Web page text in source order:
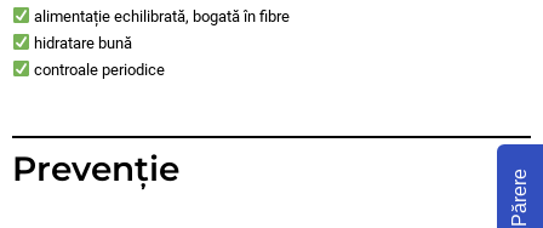
alimentație echilibrată, bogată în fibre
hidratare bună
controale periodice
Prevenție
Părere